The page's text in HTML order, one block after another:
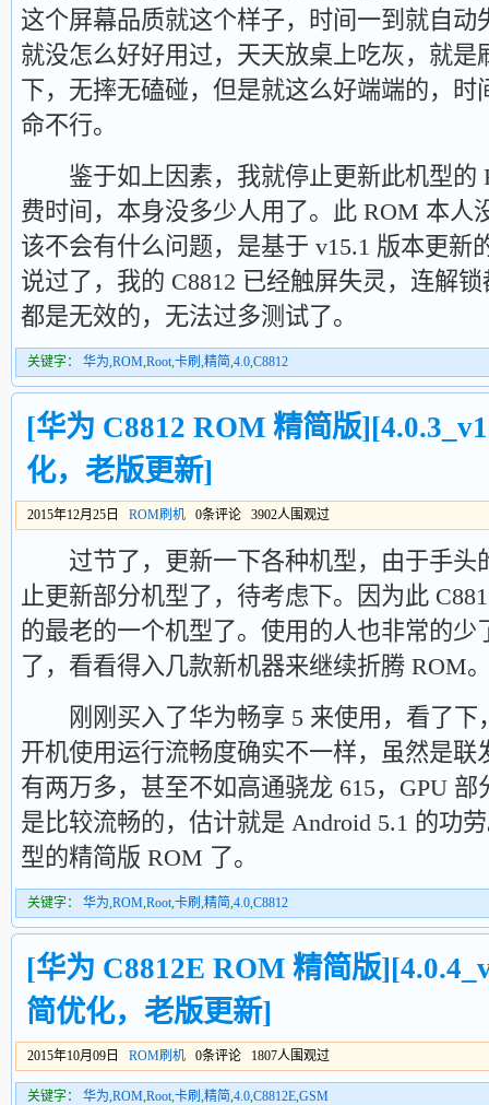
这个屏幕品质就这个样子，时间一到就自动
就没怎么好好用过，天天放桌上吃灰，就是
下，无摔无磕碰，但是就这么好端端的，时
命不行。
鉴于如上因素，我就停止更新此机型的
费时间，本身没多少人用了。此 ROM 本人
该不会有什么问题，是基于 v15.1 版本更新
说过了，我的 C8812 已经触屏失灵，连解
都是无效的，无法过多测试了。
关键字： 华为,ROM,Root,卡刷 ,精简,4.0,C8812
[华为 C8812 ROM 精简版
化，老版更新]
2015年12月25日 ROM刷机 0条评论 3902人围观过
过节了，更新一下各种机型，由于手头
止更新部分机型了，待考虑下。因为此
的最老的一个机型了。使用的人也非常的少
了，看看得入几款新机器来继续折腾 ROM
刚刚买入了华为畅享 5 来使用，看了下
开机使用运行流畅度确实不一样，虽然是联
有两万多，甚至不如高通骁龙 615，GPU
是比较流畅的，估计就是 Android 5.1 的功
型的精简版 ROM 了。
关键字： 华为,ROM,Root,卡刷 ,精简,4.0,C8812
[华为 C8812E ROM 精简版
简优化，老版更新]
2015年10月09日 ROM刷机 0条评论 1807人围观过
关键字： 华为,ROM,Root,卡刷 ,精简,4.0,C8812E,GSM